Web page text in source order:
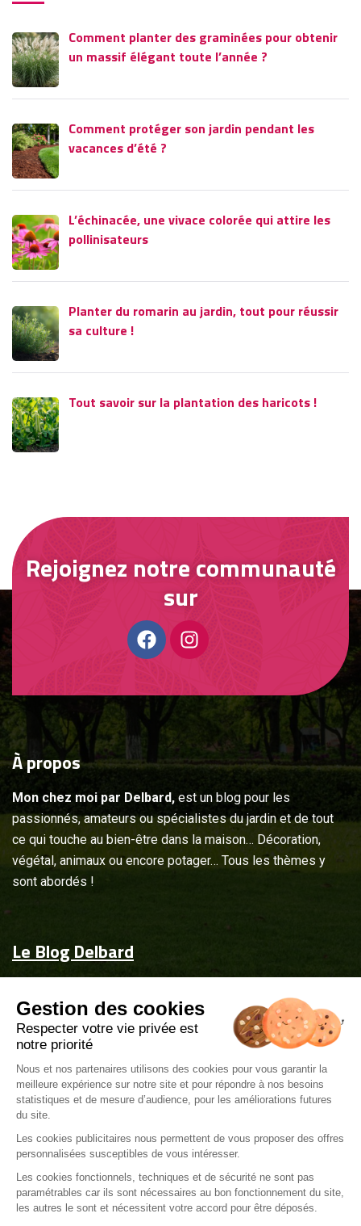
Comment planter des graminées pour obtenir
un massif élégant toute l’année ?
Comment protéger son jardin pendant les
vacances d’été ?
L’échinacée, une vivace colorée qui attire les
pollinisateurs
Planter du romarin au jardin, tout pour réussir
sa culture !
Tout savoir sur la plantation des haricots !
Rejoignez notre communauté
sur
Àpropos
Mon chez moi par Delbard, est un blog pour les
passionnés, amateurs ou spécialistes du jardin et de tout
ce qui touche au bien-être dans la maison… Décoration,
végétal, animaux ou encore potager… Tous les thèmes y
sont abordés !
Le Blog Delbard
Jardin & maison
Inspiration
Couvrez-les d'attentions
Delbard.fr
Mentions légales
Gestion des cookies
Respecter votre vie privée est
notre priorité
Nous et nos partenaires utilisons des cookies pour vous garantir la
meilleure expérience sur notre site et pour répondre à nos besoins
statistiques et de mesure d’audience, pour les améliorations futures
du site.
Les cookies publicitaires nous permettent de vous proposer des offres
personnalisées susceptibles de vous intéresser.
Les cookies fonctionnels, techniques et de sécurité ne sont pas
paramétrables car ils sont nécessaires au bon fonctionnement du site,
les autres le sont et nécessitent votre accord pour être déposés.